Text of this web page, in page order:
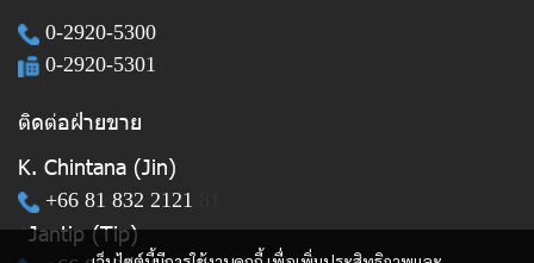
0-2920-5300
0-2920-5301
ติดต่อฝ่ายขาย
K. Chintana (Jin)
+66 81 832 2121
1Jantip (Tip)